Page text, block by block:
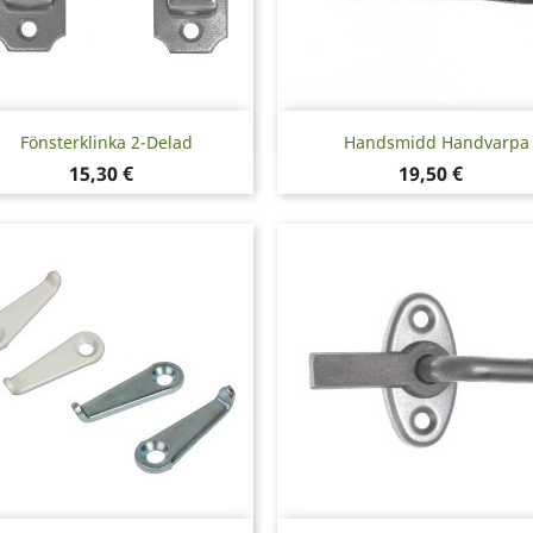
Fönsterklinka 2-Delad
Pris
15,30 €
Snabbvy Handsmidd Handvarpa
Pris
19,50 €
Snabbvy